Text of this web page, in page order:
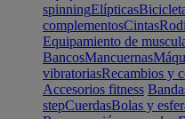
spinningElípticas
complementosCintas
Equipamiento de
BancosMancuernas
vibratoriasRecambios y
Accesorios fitness
stepCuerdasBolas y